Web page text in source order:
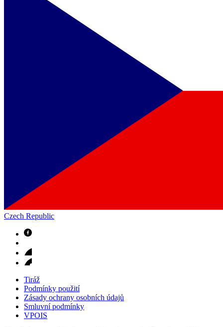
Czech Republic
Tiráž
Podmínky použití
Zásady ochrany osobních údajů
Smluvní podmínky
VPOIS